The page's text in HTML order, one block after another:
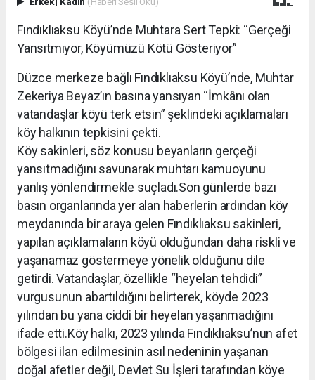
Fındıklıaksu Köyü’nde Muhtara Sert Tepki: “Gerçeği
Yansıtmıyor, Köyümüzü Kötü Gösteriyor”
Düzce merkeze bağlı Fındıklıaksu Köyü’nde, Muhtar
Zekeriya Beyaz’ın basına yansıyan “İmkânı olan
vatandaşlar köyü terk etsin” şeklindeki açıklamaları
köy halkının tepkisini çekti.
Köy sakinleri, söz konusu beyanların gerçeği
yansıtmadığını savunarak muhtarı kamuoyunu
yanlış yönlendirmekle suçladı.Son günlerde bazı
basın organlarında yer alan haberlerin ardından köy
meydanında bir araya gelen Fındıklıaksu sakinleri,
yapılan açıklamaların köyü olduğundan daha riskli ve
yaşanamaz göstermeye yönelik olduğunu dile
getirdi. Vatandaşlar, özellikle “heyelan tehdidi”
vurgusunun abartıldığını belirterek, köyde 2023
yılından bu yana ciddi bir heyelan yaşanmadığını
ifade etti.Köy halkı, 2023 yılında Fındıklıaksu’nun afet
bölgesi ilan edilmesinin asıl nedeninin yaşanan
doğal afetler değil, Devlet Su İşleri tarafından köye